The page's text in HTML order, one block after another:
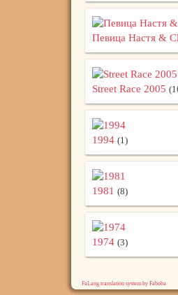
Певица Настя &
Street Race 2005
1994 (1)
1981 (8)
1974 (3)
FaLang translation system by Faboba